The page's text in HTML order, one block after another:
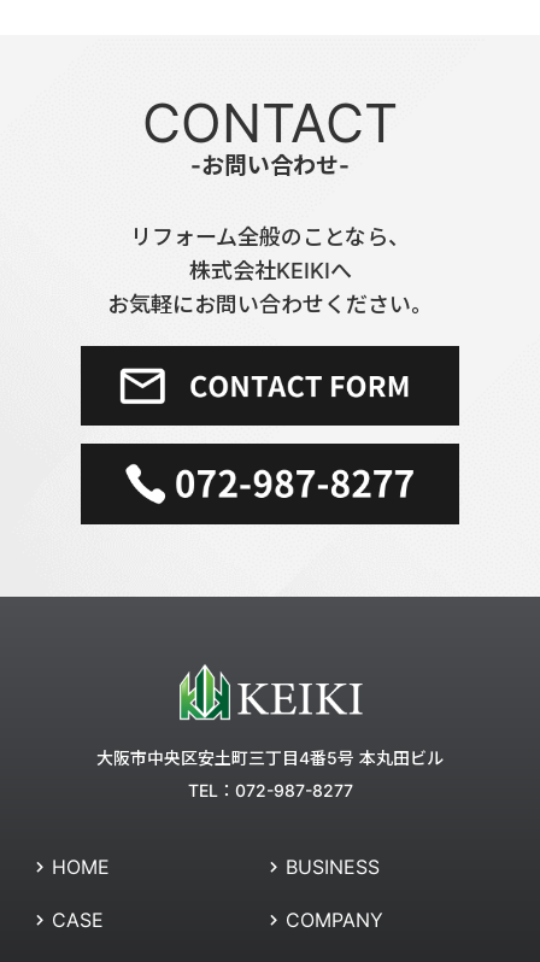
CONTACT
-お問い合わせ-
リフォーム全般のことなら、
株式会社KEIKIへ
お気軽にお問い合わせください。
大阪市中央区安土町三丁目4番5号 本丸田ビル
TEL：072-987-8277
HOME BUSINESS
CASE COMPANY